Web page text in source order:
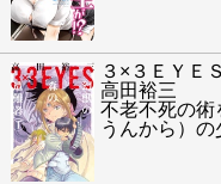
３×３ＥＹＥ
高田裕三
不老不死の術
うんから）の